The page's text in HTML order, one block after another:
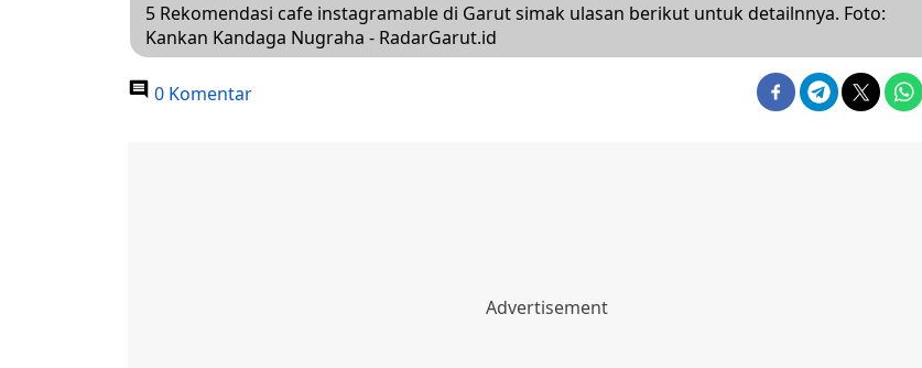
5 Rekomendasi cafe instagramable di Garut simak ulasan berikut untuk detailnnya. Foto:
Kankan Kandaga Nugraha - RadarGarut.id
0 Komentar